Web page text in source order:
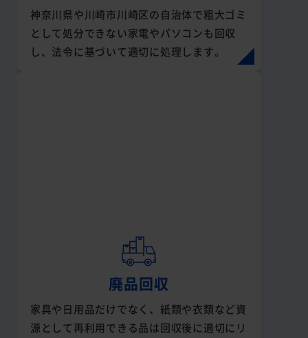
神奈川県や川崎市川崎区の自治体で粗大ゴミ
として処分できない家電やパソコンも回収
し、法令に基づいて適切に処理します。
廃品回収
家具や日用品だけでなく、紙類や衣類など資
源として再利用できる品は回収後に適切にリ